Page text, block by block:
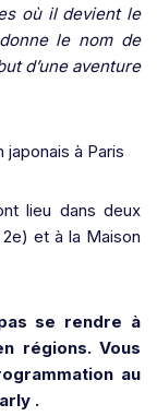
où il devient le
le nom de
d’une aventure
lieu dans deux
et à la Maison
se rendre à
régions. Vous
au
.